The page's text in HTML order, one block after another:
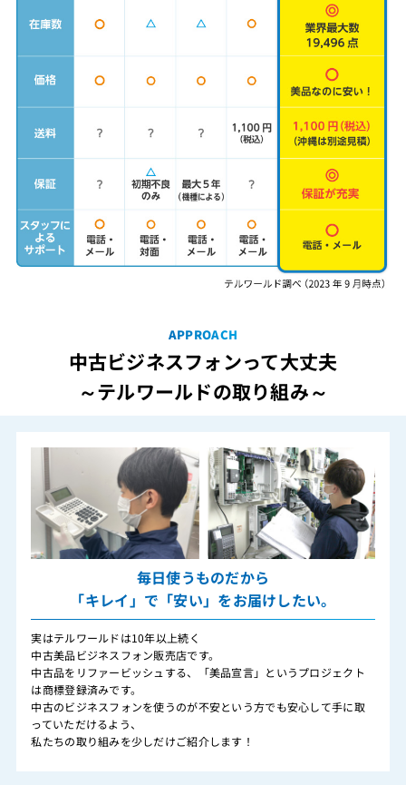
APPROACH
中古ビジネスフォンって大丈夫
～テルワールドの取り組み～
毎日使うものだから
「キレイ」で「安い」をお届けしたい。
実はテルワールドは10年以上続く
中古美品ビジネスフォン販売店です。
中古品をリファービッシュする、「美品宣言」というプロジェクト
は商標登録済みです。
中古のビジネスフォンを使うのが不安という方でも安心して手に取
っていただけるよう、
私たちの取り組みを少しだけご紹介します！